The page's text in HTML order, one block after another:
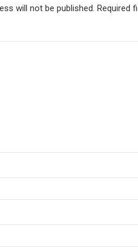
will not be published. Required